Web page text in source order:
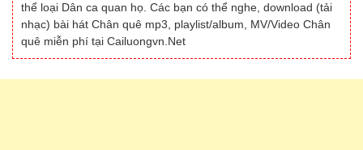
thể loại Dân ca quan họ. Các bạn có thể nghe, download (tải
nhạc) bài hát Chân quê mp3, playlist/album, MV/Video Chân
quê miễn phí tại Cailuongvn.Net